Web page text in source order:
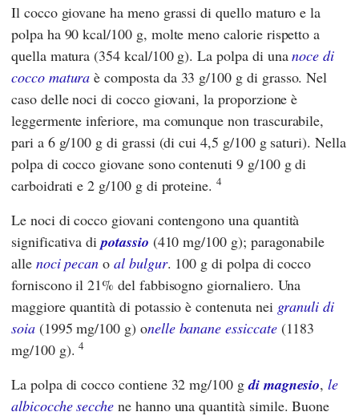
Il cocco giovane ha meno grassi di quello maturo e la
polpa ha 90 kcal/100 g, molte meno calorie rispetto a
quella matura (354 kcal/100 g). La polpa di unanoce di
cocco matura è composta da 33 g/100 g di grasso. Nel
caso delle noci di cocco giovani, la proporzione è
leggermente inferiore, ma comunque non trascurabile,
pari a 6 g/100 g di grassi (di cui 4,5 g/100 g saturi). Nella
polpa di cocco giovane sono contenuti 9 g/100 g di
carboidrati e 2 g/100 g di proteine.4
Le noci di cocco giovani contengono una quantità
significativa dipotassio (410 mg/100 g); paragonabile
alle noci pecan oal bulgur. 100 g di polpa di cocco
forniscono il 21% del fabbisogno giornaliero. Una
maggiore quantità di potassio è contenuta nei granuli di
soia(1995 mg/100 g) onelle banane essiccate(1183
mg/100 g).4
La polpa di cocco contiene 32 mg/100 gdi magnesio,le
albicocche secche ne hanno una quantità simile. Buone